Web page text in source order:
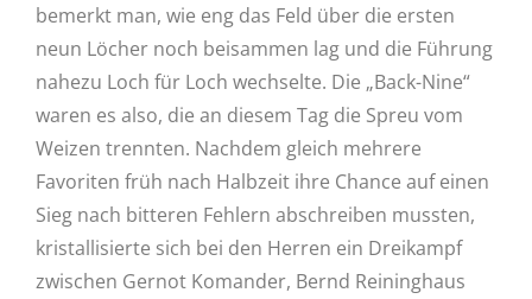
bemerkt man, wie eng das Feld über die ersten
neun Löcher noch beisammen lag und die Führung
nahezu Loch für Loch wechselte. Die „Back-Nine“
waren es also, die an diesem Tag die Spreu vom
Weizen trennten. Nachdem gleich mehrere
Favoriten früh nach Halbzeit ihre Chance auf einen
Sieg nach bitteren Fehlern abschreiben mussten,
kristallisierte sich bei den Herren ein Dreikampf
zwischen Gernot Komander, Bernd Reininghaus